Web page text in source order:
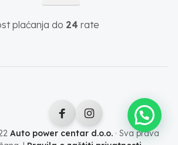
plaćanja do 24 rate
Auto power centar d.o.o.· Sva prava